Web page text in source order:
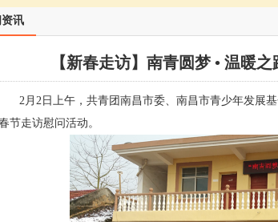
讯
【新春走访】南青圆梦 • 温暖
2日上午，共青团南昌市委、南昌市青少年发展基金
节走访慰问活动。